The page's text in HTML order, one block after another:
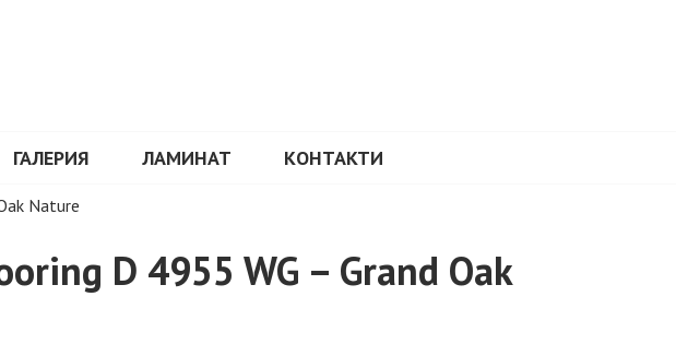
ГАЛЕРИЯ ЛАМИНАТ КОНТАКТИ
Nature
D 4955 WG – Grand Oak